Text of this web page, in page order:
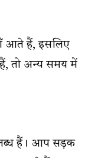
आते हैं, इसलिए
तो अन्य समय में
हैं। आप सड़क